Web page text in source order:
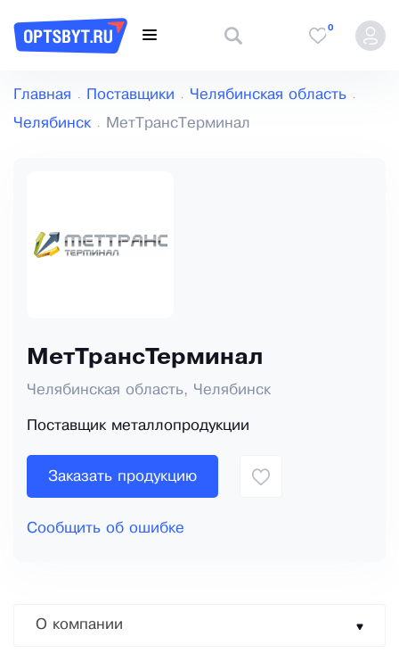
0
Главная Поставщики Челябинская область
Челябинск МетТрансТерминал
МетТрансТерминал
Челябинская область, Челябинск
Поставщик металлопродукции
Заказать продукцию
Сообщить об ошибке
О компании